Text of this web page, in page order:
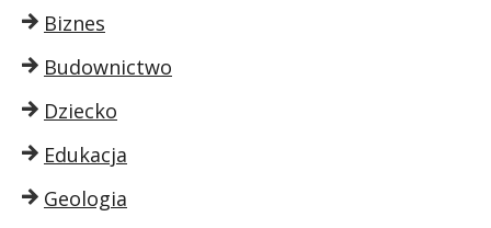
Biznes
Budownictwo
Dziecko
Edukacja
Geologia